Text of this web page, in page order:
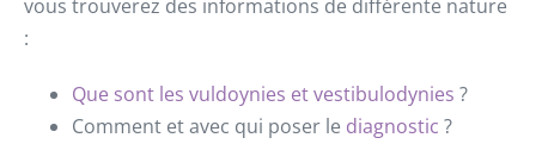
vous trouverez des informations de différente nature
:
Que sont les vuldoynies et vestibulodynies ?
Comment et avec qui poser le diagnostic ?